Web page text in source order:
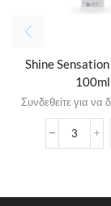
Shine
100ml
Συνδεθείτε για να